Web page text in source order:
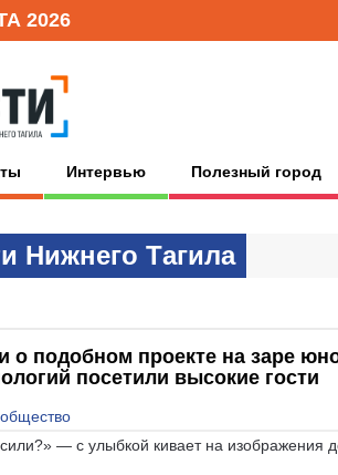
2026
Интервью Полезный город
Нижнегo Тaгилa
о подобном проекте на заре
посетили высокие гости
— с улыбкой кивает на изображения